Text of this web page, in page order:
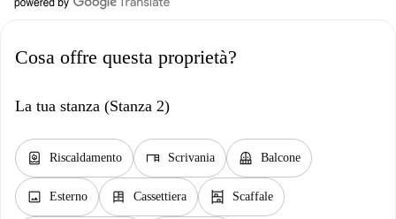
Cosa offre questa proprietà?
La tua stanza (Stanza 2)
water_heater Riscaldamento desk Scrivania balcony Balcone
image Esterno dresser Cassettiera shelves Scaffale